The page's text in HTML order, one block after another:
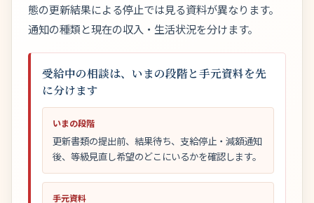
態の更新結果による停止では見る資料が異なります。
通知の種類と現在の収入・生活状況を分けます。
受給中の相談は、いまの段階と手元資料を先
に分けます
いまの段階
更新書類の提出前、結果待ち、支給停止・減額通知
後、等級見直し希望のどこにいるかを確認します。
手元資料